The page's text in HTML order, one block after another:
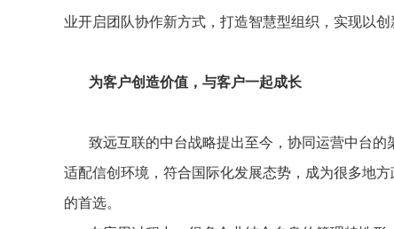
业开启团队协作新方式，打造智慧型组织，实现以创
为客户创造价值，与客户一起成长
致远互联的中台战略提出至今，协同运营中台
适配信创环境，符合国际化发展态势，成为很多地
的首选。